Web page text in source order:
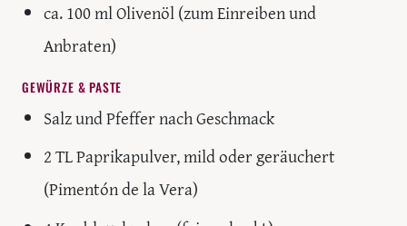
ca. 100 ml Olivenöl (zum Einreiben und
Anbraten)
GEWÜRZE & PASTE
Salz und Pfeffer nach Geschmack
2 TL Paprikapulver, mild oder geräuchert
(Pimentón de la Vera)